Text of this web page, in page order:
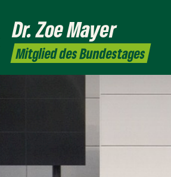
Dr. ZoeMayer
Mitglied des Bundestages